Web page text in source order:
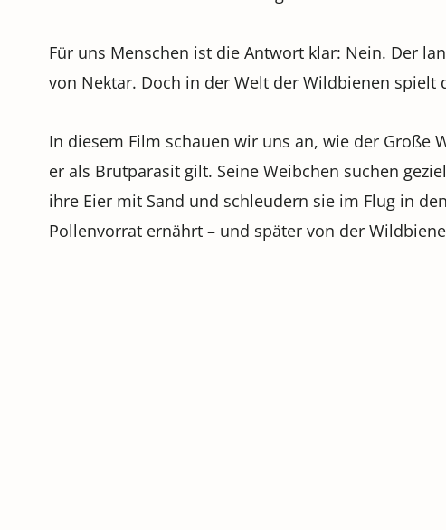
Für uns Menschen ist die Antwort klar: Nein. Der
von Nektar. Doch in der Welt der Wildbienen
In diesem Film schauen wir uns an, wie der Große
er als Brutparasit gilt. Seine Weibchen suchen
ihre Eier mit Sand und schleudern sie im Flug in
Pollenvorrat ernährt – und später von der